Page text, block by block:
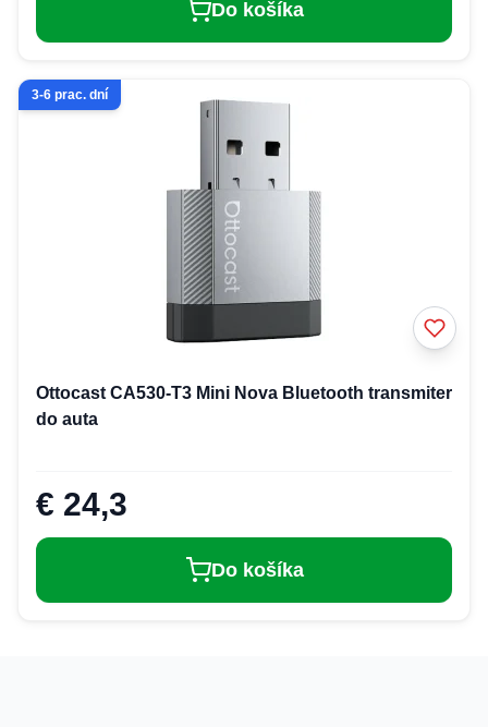
Do košíka
3-6 prac. dní
Ottocast CA530-T3 Mini Nova Bluetooth transmiter
do auta
€ 24,3
Do košíka